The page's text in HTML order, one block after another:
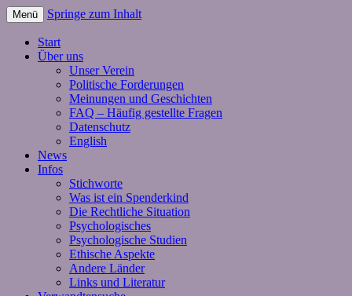
Menü Springe zum Inhalt
Start
Über uns
Unser Verein
Politische Forderungen
Meinungen und Geschichten
FAQ – Häufig gestellte Fragen
Datenschutz
English
News
Infos
Stichworte
Was ist ein Spenderkind
Die Rechtliche Situation
Psychologisches
Psychologische Studien
Ethische Aspekte
Andere Länder
Links und Literatur